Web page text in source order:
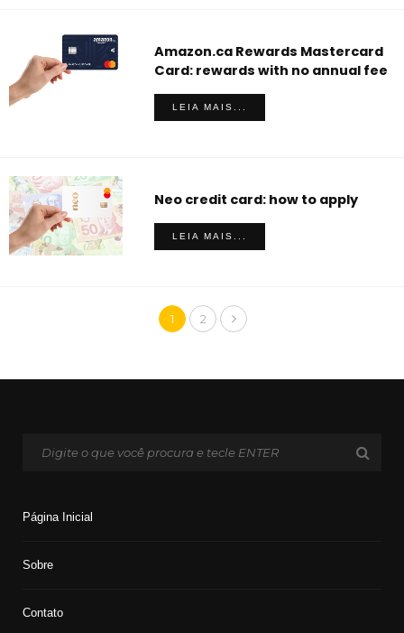
Amazon.ca Rewards Mastercard
Card: rewards with no annual fee
LEIA MAIS...
Neo credit card: how to apply
LEIA MAIS...
1 2
Página Inicial
Sobre
Contato